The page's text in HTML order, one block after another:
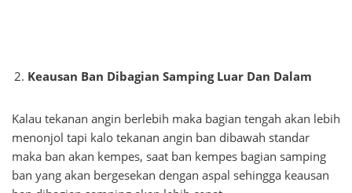
Keausan Ban Dibagian Samping Luar Dan Dalam
Kalau tekanan angin berlebih maka bagian tengah akan lebih
menonjol tapi kalo tekanan angin ban dibawah standar
maka ban akan kempes, saat ban kempes bagian samping
ban yang akan bergesekan dengan aspal sehingga keausan